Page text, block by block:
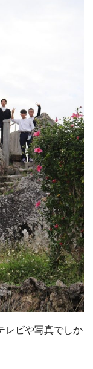
レビや写真でしか